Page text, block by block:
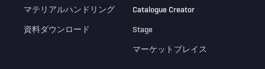
マテリアルハンドリング
資料ダウンロード
Catalogue Creator
Stage
マーケットプレイス